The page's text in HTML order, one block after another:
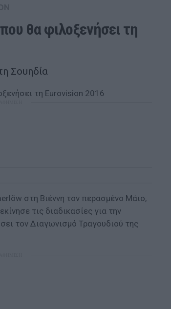
θα φιλοξενήσει τη
Σουηδία
στη Βιέννη τον περασμένο Μάιο,
τις διαδικασίες για την
τον Διαγωνισμό Τραγουδιού της